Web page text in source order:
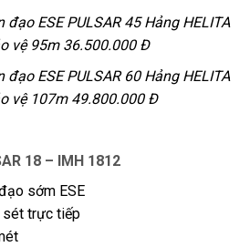
ESE PULSAR 45 Hảng HELITA
vệ 95m 36.500.000 Đ
ESE PULSAR 60 Hảng HELITA
vệ 107m 49.800.000 Đ
18 – IMH 1812
sớm ESE
sét trực tiếp